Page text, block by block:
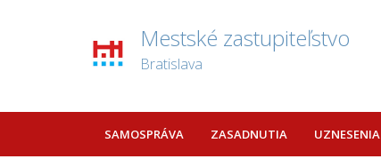
Mestské zastupiteľstvo
Bratislava
SAMOSPRÁVA ZASADNUTIA UZNESENIA